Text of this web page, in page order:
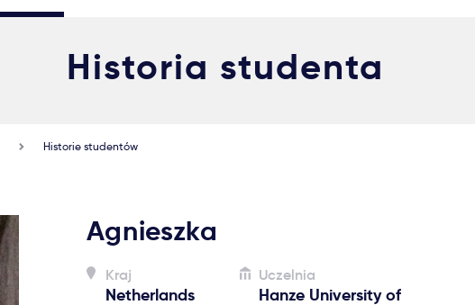
Historia studenta
Historie studentów
Agnieszka
Kraj
Netherlands
Uczelnia
Hanze University of